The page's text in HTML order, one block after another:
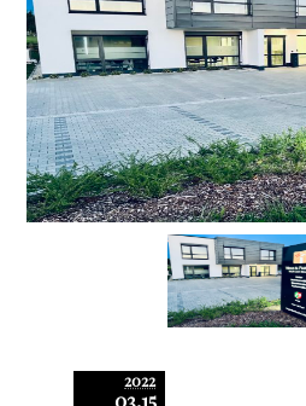
2022
03.15